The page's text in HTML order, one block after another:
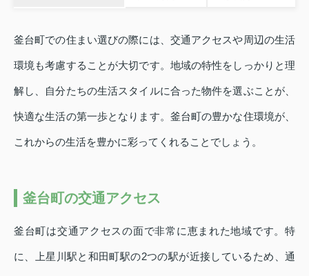
釜台町での住まい選びの際には、交通アクセスや周辺の生活
環境も考慮することが大切です。地域の特性をしっかりと理
解し、自分たちの生活スタイルに合った物件を選ぶことが、
快適な生活の第一歩となります。釜台町の豊かな住環境が、
これからの生活を豊かに彩ってくれることでしょう。
釜台町の交通アクセス
釜台町は交通アクセスの面で非常に恵まれた地域です。特
に、上星川駅と和田町駅の2つの駅が近接しているため、通